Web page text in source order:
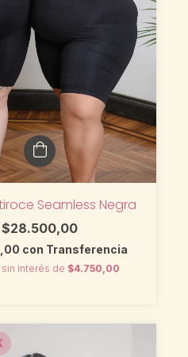
Seamless Negra
$28.500,00
con Transferencia
sin interés de $4.750,00